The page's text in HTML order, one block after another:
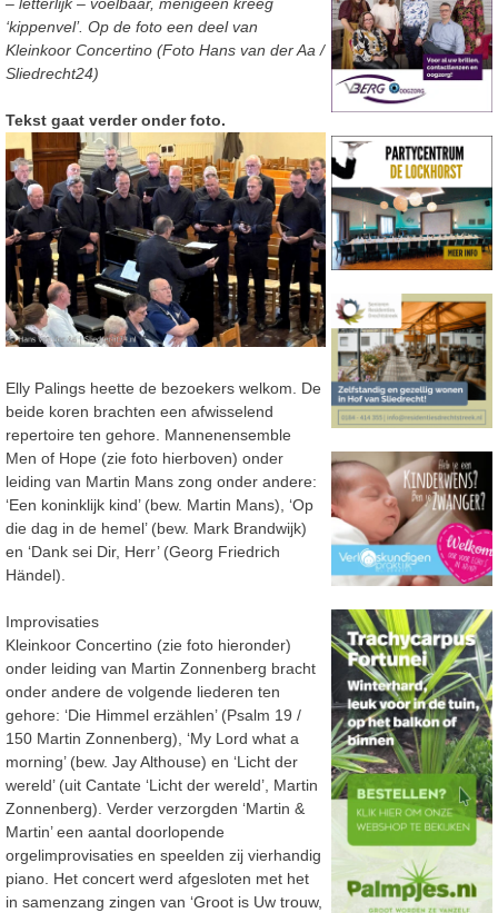
– letterlijk – voelbaar, menigeen kreeg
‘kippenvel’. Op de foto een deel van
Kleinkoor Concertino (Foto Hans van der Aa /
Sliedrecht24)
Tekst gaat verder onder foto.
Elly Palings heette de bezoekers welkom. De
beide koren brachten een afwisselend
repertoire ten gehore. Mannenensemble
Men of Hope (zie foto hierboven) onder
leiding van Martin Mans zong onder andere:
‘Een koninklijk kind’ (bew. Martin Mans), ‘Op
die dag in de hemel’ (bew. Mark Brandwijk)
en ‘Dank sei Dir, Herr’ (Georg Friedrich
Händel).
Improvisaties
Kleinkoor Concertino (zie foto hieronder)
onder leiding van Martin Zonnenberg bracht
onder andere de volgende liederen ten
gehore: ‘Die Himmel erzählen’ (Psalm 19 /
150 Martin Zonnenberg), ‘My Lord what a
morning’ (bew. Jay Althouse) en ‘Licht der
wereld’ (uit Cantate ‘Licht der wereld’, Martin
Zonnenberg). Verder verzorgden ‘Martin &
Martin’ een aantal doorlopende
orgelimprovisaties en speelden zij vierhandig
piano. Het concert werd afgesloten met het
in samenzang zingen van ‘Groot is Uw trouw,